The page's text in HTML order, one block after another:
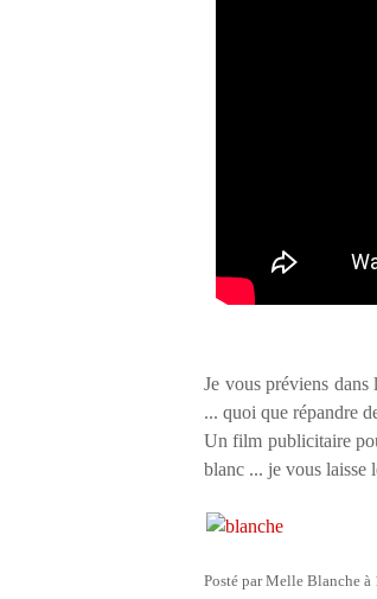
Je vous préviens
... quoi que répandre
Un film publicitaire
blanc ... je vous laisse
Posté par Melle Blanche à